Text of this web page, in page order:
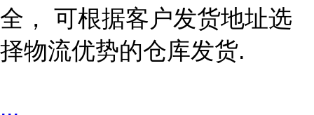
全，
可根据客户发货地址选
择物流优势的仓库发货.
...